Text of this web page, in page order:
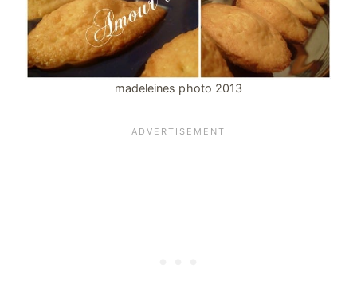
madeleines photo 2013